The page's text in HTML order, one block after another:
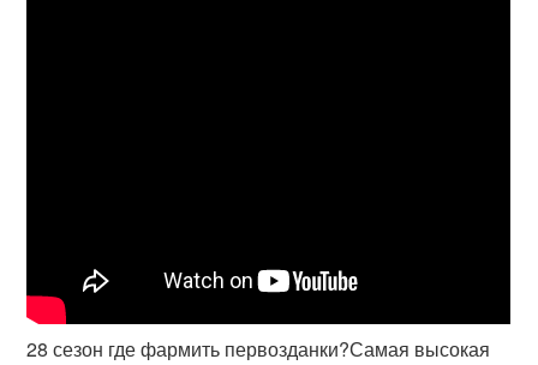
28 сезон где фармить первозданки?Самая высокая